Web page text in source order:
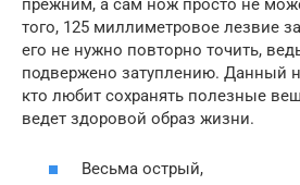
того, 125 миллиметровое лезвие
его не нужно повторно точить,
подвержено затуплению. Данный
кто любит сохранять полезные
ведет здоровой образ жизни.
Весьма острый,